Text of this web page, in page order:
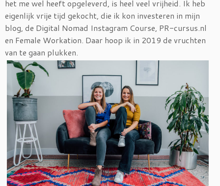
het me wel heeft opgeleverd, is heel veel vrijheid. Ik heb
eigenlijk vrije tijd gekocht, die ik kon investeren in mijn
blog, de Digital Nomad Instagram Course, PR-cursus.nl
en Female Workation. Daar hoop ik in 2019 de vruchten
van te gaan plukken.